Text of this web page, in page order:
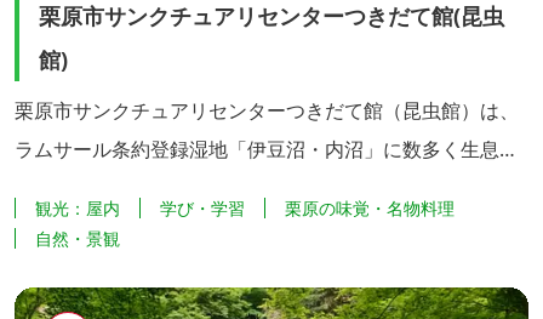
栗原市サンクチュアリセンターつきだて館(昆虫
館)
栗原市サンクチュアリセンターつきだて館（昆虫館）は、
ラムサール条約登録湿地「伊豆沼・内沼」に数多く生息す
す。 世界中の蝶や甲虫の標本展示室などもあり、小さな昆
隣接の「スワントピア交流館」には、喫茶室・交流室もあ
観光：屋内 学び・学習
栗原の味覚・名物料理
自然・景観